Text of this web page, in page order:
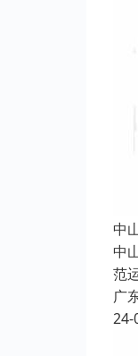
中
中
范
广
24-